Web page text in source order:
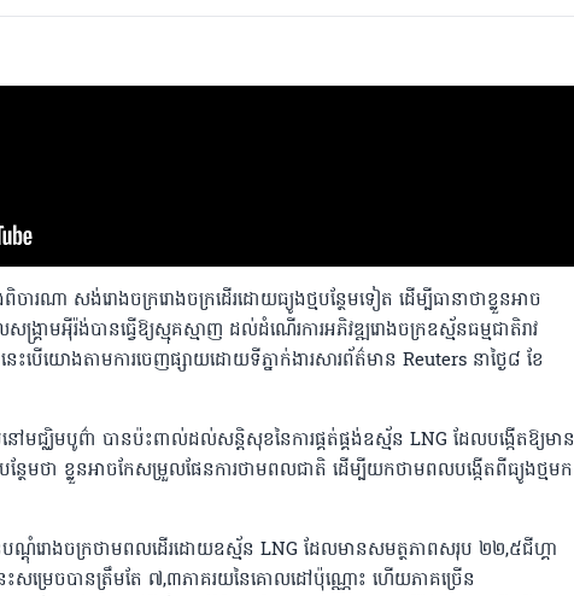
ារណា សង់រោងចក្ររោងចក្រដើរដោយធ្យូងថ្មបន្ថែមទៀត ដើម្បីធានាថាខ្លួនអាច
រាមអ៉ីរ៉ង់បានធ្វើឱ្យស្មុគស្មាញ ដល់ដំណើរការអភិវឌ្ឍរោងចក្រឧស្ម័នធម្មជាតិរាវ
បើយោងតាមការចេញផ្សាយដោយទីភ្នាក់ងារសារព័ត៌មាន Reuters នាថ្ងៃ៨ ខែ
នៅមជ្ឈិមបូព៌ា បានប៉ះពាល់ដល់សន្តិសុខនៃការផ្គត់ផ្គង់ឧស្ម័ន LNG ដែលបង្កើតឱ្យមាន
ែមថា ខ្លួន​អាច​កែសម្រួល​ផែនការ​ថាមពល​ជាតិ ដើម្បី​យក​ថាមពល​​បង្កើត​ពី​ធ្យូងថ្ម​មក
រោងចក្រថាមពលដើរដោយឧស្ម័ន LNG ដែលមានសមត្ថភាពសរុប ២២,៥ជីហ្គា
សម្រេចបានត្រឹមតែ ៧,៣ភាគរយនៃគោលដៅប៉ុណ្ណោះ ហើយភាគច្រើន